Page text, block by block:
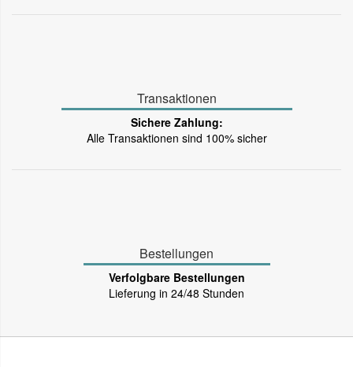
Transaktionen
Sichere Zahlung:
Alle Transaktionen sind 100% sicher
Bestellungen
Verfolgbare Bestellungen
Lieferung in 24/48 Stunden